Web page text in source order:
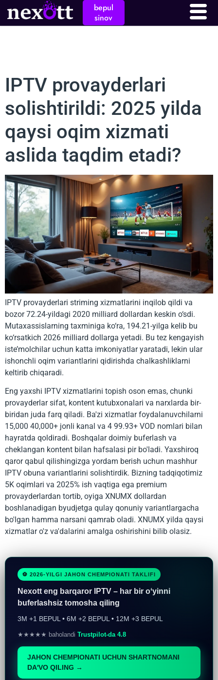
bepul
sinov
IPTV provayderlari
solishtirildi: 2025 yilda
qaysi oqim xizmati
aslida taqdim etadi?
IPTV provayderlari striming xizmatlarini inqilob qildi va
bozor 72.24-yildagi 2020 milliard dollardan keskin o‘sdi.
Mutaxassislarning taxminiga ko‘ra, 194.21-yilga kelib bu
ko‘rsatkich 2026 milliard dollarga yetadi. Bu tez kengayish
iste’molchilar uchun katta imkoniyatlar yaratadi, lekin ular
ishonchli oqim variantlarini qidirishda chalkashliklarni
keltirib chiqaradi.
Eng yaxshi IPTV xizmatlarini topish oson emas, chunki
provayderlar sifat, kontent kutubxonalari va narxlarda bir-
biridan juda farq qiladi. Ba'zi xizmatlar foydalanuvchilarni
15,000 40,000+ jonli kanal va 4 99.93+ VOD nomlari bilan
hayratda qoldiradi. Boshqalar doimiy buferlash va
cheklangan kontent bilan hafsalasi pir bo'ladi. Yaxshiroq
qaror qabul qilishingizga yordam berish uchun mashhur
IPTV obuna variantlarini solishtirdik. Bizning tadqiqotimiz
5K oqimlari va 2025% ish vaqtiga ega premium
provayderlardan tortib, oyiga XNUMX dollardan
boshlanadigan byudjetga qulay qonuniy variantlargacha
bo'lgan hamma narsani qamrab oladi. XNUMX yilda qaysi
xizmatlar o'z va'dalarini amalga oshirishini bilib olasiz.
⚽ 2026-YILGI JAHON CHEMPIONATI TAKLIFI
Nexott eng barqaror IPTV – har bir oʻyinni
buferlashsiz tomosha qiling
3M +1 BEPUL • 6M +2 BEPUL • 12M +3 BEPUL
★★★★★ baholandi Trustpilot-da 4.8
JAHON CHEMPIONATI UCHUN SHARTNOMANI
DA'VO QILING →